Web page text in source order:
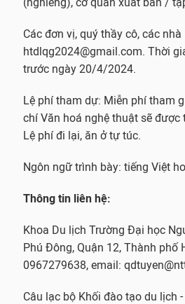
Các đơn vị, quý thầy cô, các
htdlqg2024@gmail.com. Thời
trước ngày 20/4/2024.
Lệ phí tham dự: Miễn phí tham
chí Văn hoá nghệ thuật sẽ
Lệ phí đi lại, ăn ở tự túc.
Ngôn ngữ trình bày: tiếng Việt
Thông tin liên hệ:
Khoa Du lịch Trường Đại học
Phú Đông, Quận 12, Thành phố
0967279638, email:
Câu lạc bộ Khối đào tạo du lịch